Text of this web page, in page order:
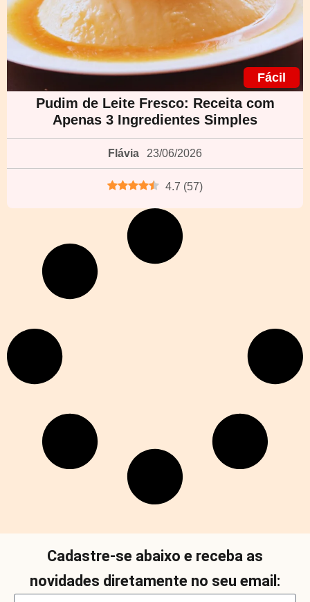
Fácil
Pudim de Leite Fresco: Receita com
Apenas 3 Ingredientes Simples
Flávia 23/06/2026
4.7 (57)
Cadastre-se abaixo e receba as
novidades diretamente no seu email: